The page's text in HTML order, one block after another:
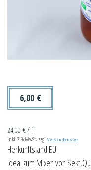
6,00 €
24,00 €/ 1l
inkl. 7 % MwSt. zzgl. Versandkosten
Herkunftsland EU
Ideal zum Mixen von